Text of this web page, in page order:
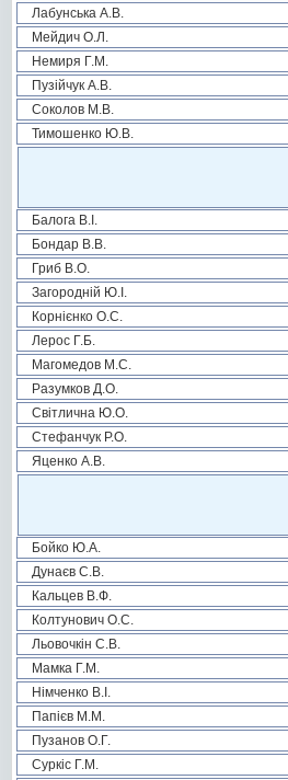
Лабунська А.В.
Мейдич О.Л.
Немиря Г.М.
Пузійчук А.В.
Соколов М.В.
Тимошенко Ю.В.
Балога В.І.
Бондар В.В.
Гриб В.О.
Загородній Ю.І.
Корнієнко О.С.
Лерос Г.Б.
Магомедов М.С.
Разумков Д.О.
Світлична Ю.О.
Стефанчук Р.О.
Яценко А.В.
Бойко Ю.А.
Дунаєв С.В.
Кальцев В.Ф.
Колтунович О.С.
Льовочкін С.В.
Мамка Г.М.
Німченко В.І.
Папієв М.М.
Пузанов О.Г.
Суркіс Г.М.